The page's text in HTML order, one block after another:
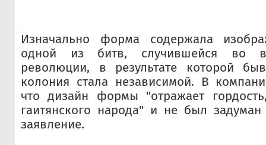
Изначально форма содержала
одной из битв, случившейся во
революции, в результате которой
колония стала независимой. В
что дизайн формы "отражает
гаитянского народа" и не был задуман
заявление.